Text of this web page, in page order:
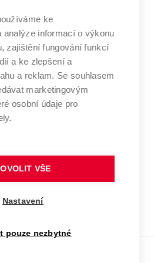
fondů
učení
technické
V BRNĚ
ke
analýze informací o výkonu
zajištění fungování funkcí
a ke zlepšení a
a reklam. Se souhlasem
marketingovým
osobní údaje pro
VŠE
Nastavení
pouze nezbytné